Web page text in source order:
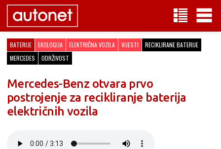
BATERIJE EKOLOGIJA ELEKTRIČNA VOZILA VIJESTI
RECIKLIRANE BATERIJE
MERCEDES
ODRŽIVOST
Mercedes-Benz otvara prvo
postrojenje za recikliranje baterija
električnih vozila